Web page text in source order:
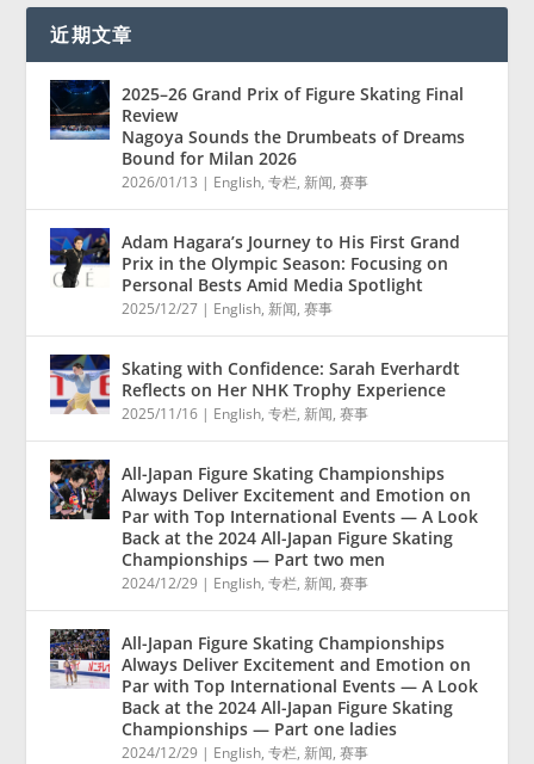
近期文章
2025–26 Grand Prix of Figure Skating Final
Review
Nagoya Sounds the Drumbeats of Dreams
Bound for Milan 2026
2026/01/13 | English,专栏, 新闻,赛事
Adam Hagara’s Journey to His First Grand
Prix in the Olympic Season: Focusing on
Personal Bests Amid Media Spotlight
2025/12/27 | English, 新闻,赛事
Skating with Confidence: Sarah Everhardt
Reflects on Her NHK Trophy Experience
2025/11/16 | English,专栏, 新闻,赛事
All-Japan Figure Skating Championships
Always Deliver Excitement and Emotion on
Par with Top International Events — A Look
Back at the 2024 All-Japan Figure Skating
Championships — Part two men
2024/12/29 | English,专栏, 新闻,赛事
All-Japan Figure Skating Championships
Always Deliver Excitement and Emotion on
Par with Top International Events — A Look
Back at the 2024 All-Japan Figure Skating
Championships — Part one ladies
2024/12/29 | English,专栏, 新闻,赛事